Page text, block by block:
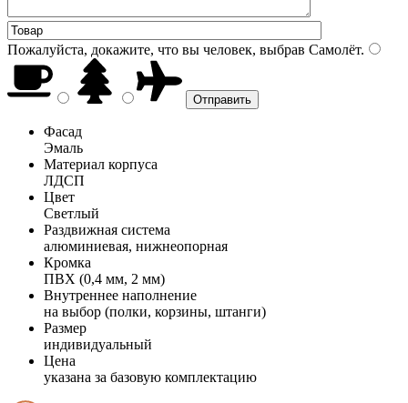
Пожалуйста, докажите, что вы человек, выбрав Самолёт.
Фасад
Эмаль
Материал корпуса
ЛДСП
Цвет
Светлый
Раздвижная система
алюминиевая, нижнеопорная
Кромка
ПВХ (0,4 мм, 2 мм)
Внутреннее наполнение
на выбор (полки, корзины, штанги)
Размер
индивидуальный
Цена
указана за базовую комплектацию